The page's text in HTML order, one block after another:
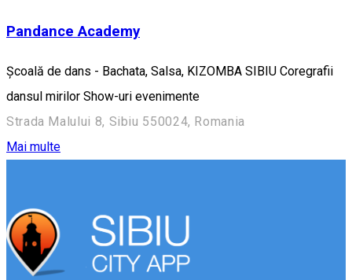
Pandance Academy
Școală de dans - Bachata, Salsa, KIZOMBA SIBIU Coregrafii
dansul mirilor Show-uri evenimente
Strada Malului 8, Sibiu 550024, Romania
Mai multe